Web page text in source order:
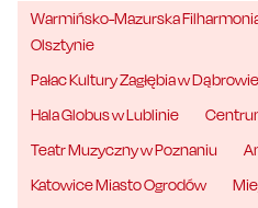
Warmińsko-Mazurska
Olsztynie
Pałac Kultury Zagłębia w
Hala Globus w Lublinie
Teatr Muzyczny w Poznaniu
Katowice Miasto Ogrodów